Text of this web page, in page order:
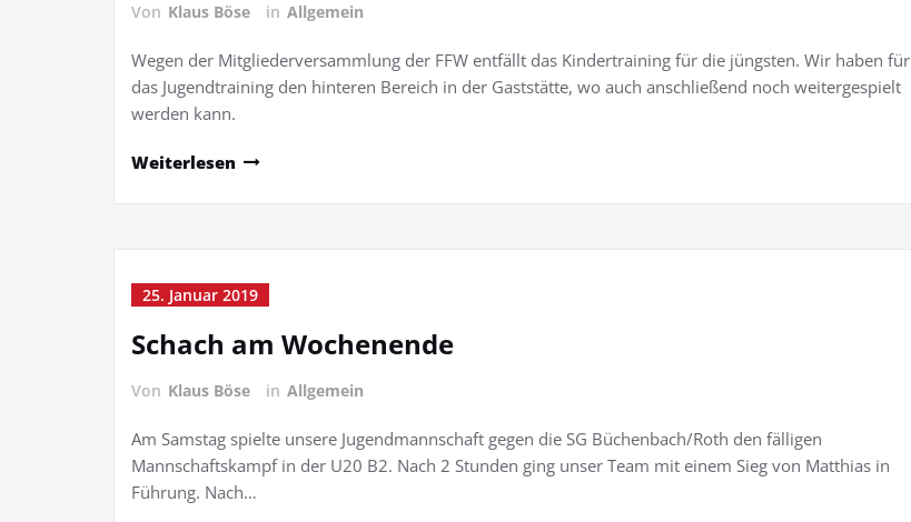
Von Klaus Böse in Allgemein
Wegen der Mitgliederversammlung der FFW entfällt das Kindertraining für die jüngsten. Wir haben für
das Jugendtraining den hinteren Bereich in der Gaststätte, wo auch anschließend noch weitergespielt
werden kann.
Weiterlesen
25. Januar 2019
Schach am Wochenende
Von Klaus Böse in Allgemein
Am Samstag spielte unsere Jugendmannschaft gegen die SG Büchenbach/Roth den fälligen
Mannschaftskampf in der U20 B2. Nach 2 Stunden ging unser Team mit einem Sieg von Matthias in
Führung. Nach…